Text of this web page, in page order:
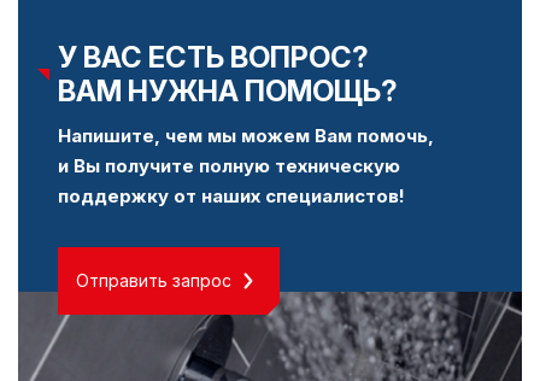
У ВАС ЕСТЬ ВОПРОС?
ВАМ НУЖНА ПОМОЩЬ?
Напишите, чем мы можем Вам помочь,
и Вы получите полную техническую
поддержку от наших специалистов!
Отправить запрос